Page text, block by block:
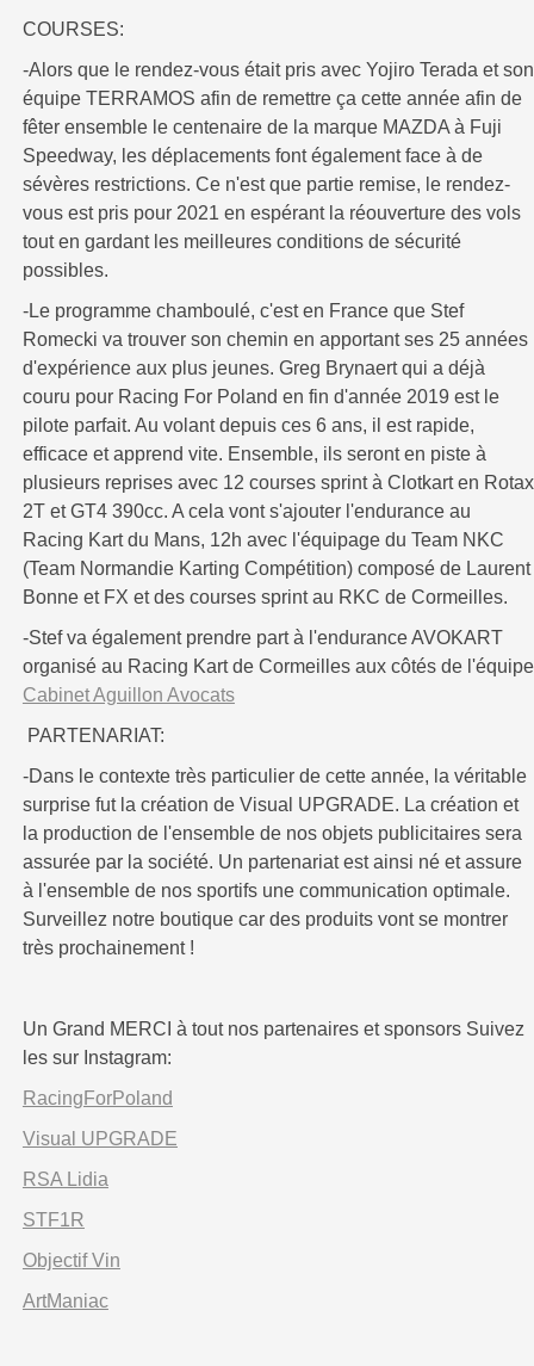
COURSES:
-Alors que le rendez-vous était pris avec Yojiro Terada et son
équipe TERRAMOS afin de remettre ça cette année afin de
fêter ensemble le centenaire de la marque MAZDA à Fuji
Speedway, les déplacements font également face à de
sévères restrictions. Ce n'est que partie remise, le rendez-
vous est pris pour 2021 en espérant la réouverture des vols
tout en gardant les meilleures conditions de sécurité
possibles.
-Le programme chamboulé, c'est en France que Stef
Romecki va trouver son chemin en apportant ses 25 années
d'expérience aux plus jeunes. Greg Brynaert qui a déjà
couru pour Racing For Poland en fin d'année 2019 est le
pilote parfait. Au volant depuis ces 6 ans, il est rapide,
efficace et apprend vite. Ensemble, ils seront en piste à
plusieurs reprises avec 12 courses sprint à Clotkart en Rotax
2T et GT4 390cc. A cela vont s'ajouter l'endurance au
Racing Kart du Mans, 12h avec l'équipage du Team NKC
(Team Normandie Karting Compétition) composé de Laurent
Bonne et FX et des courses sprint au RKC de Cormeilles.
-Stef va également prendre part à l'endurance AVOKART
organisé au Racing Kart de Cormeilles aux côtés de l'équipe
Cabinet Aguillon Avocats
PARTENARIAT:
-Dans le contexte très particulier de cette année, la véritable
surprise fut la création de Visual UPGRADE. La création et
la production de l'ensemble de nos objets publicitaires sera
assurée par la société. Un partenariat est ainsi né et assure
à l'ensemble de nos sportifs une communication optimale.
Surveillez notre boutique car des produits vont se montrer
très prochainement !
Un Grand MERCI à tout nos partenaires et sponsors Suivez
les sur Instagram:
RacingForPoland
Visual UPGRADE
RSA Lidia
STF1R
Objectif Vin
ArtManiac